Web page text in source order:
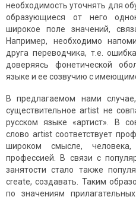
необходимость уточнять для
образующиеся от него
широкое поле значений,
Например, необходимо
друга переводчика, т.е.
доверяясь фонетической
языке и ее созвучию с
В предлагаемом нами
существительное artist не
русском языке «артист». В
слово artist соответствует
широком смысле, человека,
профессией. В связи с
занятости стало также
create, создавать. Таким
по значениям